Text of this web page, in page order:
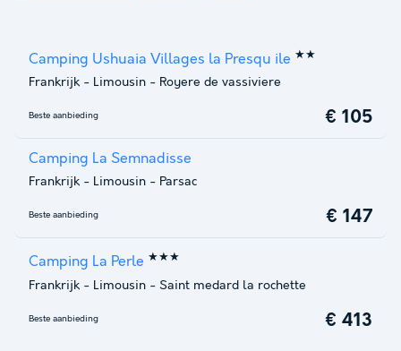
Camping Ushuaia Villages la Presqu ile ★★
Frankrijk - Limousin - Royere de vassiviere
Beste aanbieding € 105
Camping La Semnadisse
Frankrijk - Limousin - Parsac
Beste aanbieding € 147
Camping La Perle ★★★
Frankrijk - Limousin - Saint medard la rochette
Beste aanbieding € 413